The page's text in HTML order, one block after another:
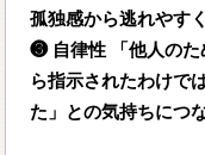
孤独感から逃れやす
❸ 自律性 「他人のた
ら指示されたわけで
た」との気持ちにつ